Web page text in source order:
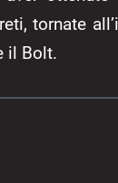
tornate
il Bolt.